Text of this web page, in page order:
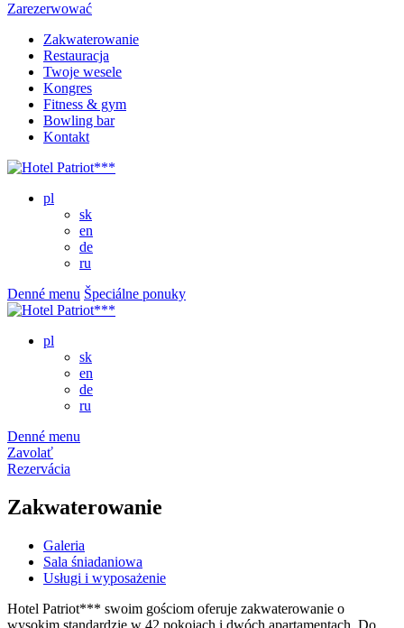
Zarezerwować
Zakwaterowanie
Restauracja
Twoje wesele
Kongres
Fitness & gym
Bowling bar
Kontakt
pl
sk
en
de
ru
Denné menu Špeciálne ponuky
pl
sk
en
de
ru
Denné menu
Zavolať
Rezervácia
Zakwaterowanie
Galeria
Sala śniadaniowa
Usługi i wyposażenie
Hotel Patriot*** swoim gościom oferuje zakwaterowanie o
wysokim standardzie w 42 pokojach i dwóch apartamentach. Do